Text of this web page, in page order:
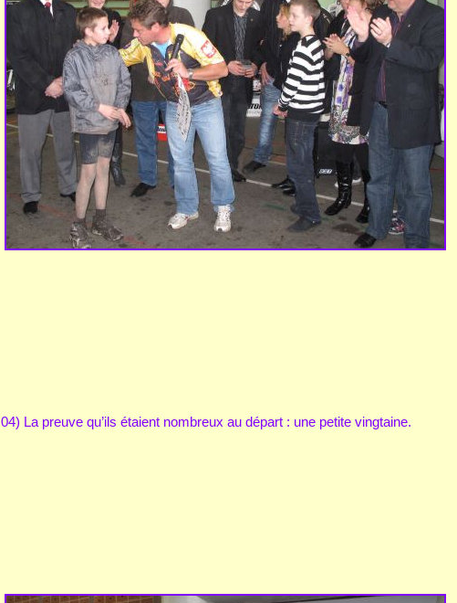
04) La preuve qu’ils étaient nombreux au départ : une petite vingtaine.